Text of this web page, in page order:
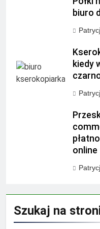
biuro
kiedy
online
Szukaj na